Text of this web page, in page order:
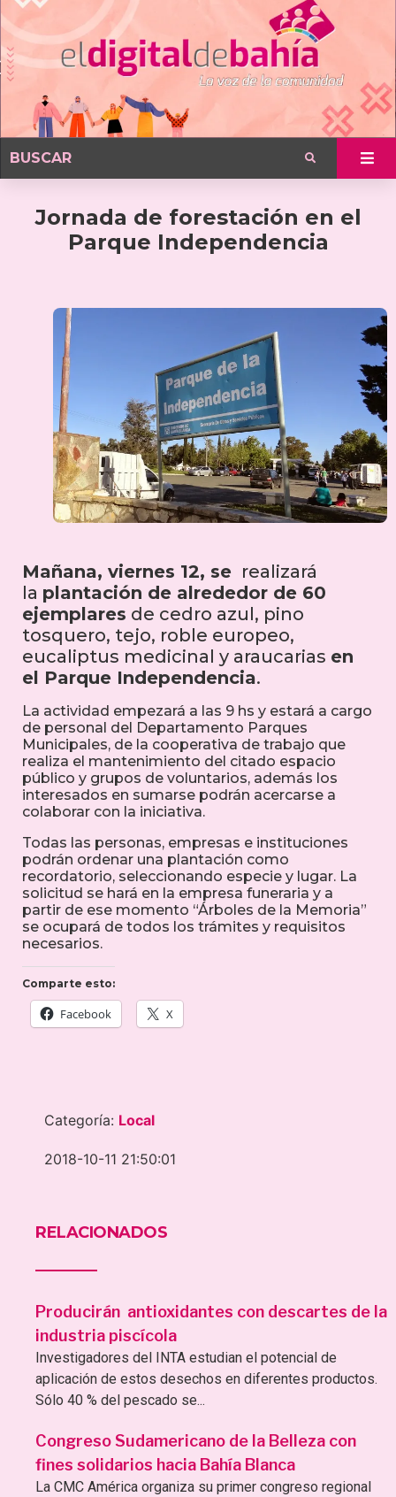
Jornada de forestación en el
Parque Independencia
Mañana, viernes 12, se realizará
la plantación de alrededor de 60
ejemplares de cedro azul, pino
tosquero, tejo, roble europeo,
eucaliptus medicinal y araucarias en
el Parque Independencia.
La actividad empezará a las 9 hs y estará a cargo
de personal del Departamento Parques
Municipales, de la cooperativa de trabajo que
realiza el mantenimiento del citado espacio
público y grupos de voluntarios, además los
interesados en sumarse podrán acercarse a
colaborar con la iniciativa.
Todas las personas, empresas e instituciones
podrán ordenar una plantación como
recordatorio, seleccionando especie y lugar. La
solicitud se hará en la empresa funeraria y a
partir de ese momento “Árboles de la Memoria”
se ocupará de todos los trámites y requisitos
necesarios.
Comparte esto:
Facebook X
Categoría: Local
2018-10-11 21:50:01
RELACIONADOS
Producirán antioxidantes con descartes de la
industria piscícola
Investigadores del INTA estudian el potencial de
aplicación de estos desechos en diferentes productos.
Sólo 40 % del pescado se...
Congreso Sudamericano de la Belleza con
fines solidarios hacia Bahía Blanca
La CMC América organiza su primer congreso regional